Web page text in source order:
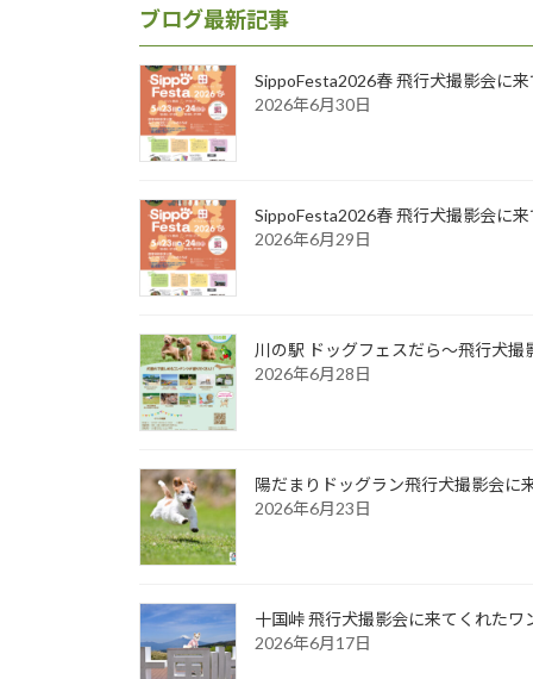
ブログ最新記事
SippoFesta2026春 飛行犬撮影会に
2026年6月30日
SippoFesta2026春 飛行犬撮影会に
2026年6月29日
川の駅 ドッグフェスだら～飛行犬
2026年6月28日
陽だまりドッグラン飛行犬撮影会に
2026年6月23日
十国峠 飛行犬撮影会に来てくれたワ
2026年6月17日